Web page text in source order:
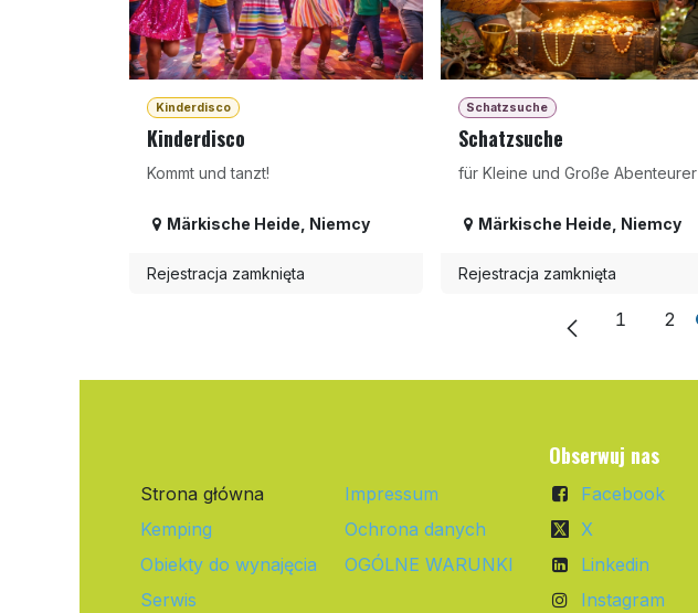
Kinderdisco
Kinderdisco
Kommt und tanzt!
Märkische Heide Niemcy
Rejestracja zamknięta
Schatzsuche
Schatzsuche
für Kleine und Große Abenteurer
Märkische Heide Niemcy
Rejestracja zamknięta
1 2
Strona główna
Kemping
Obiekty do wynajęcia
Serwis
Obserwuj nas
Facebook
X
Linkedin
Instagram
Impressum
Ochrona danych
OGÓLNE WARUNKI